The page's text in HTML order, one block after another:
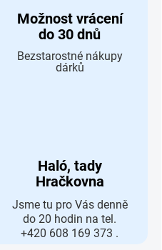
Možnost vrácení
do 30 dnů
Bezstarostné nákupy
dárků
Haló, tady
Hračkovna
Jsme tu pro Vás denně
do 20 hodin na tel.
+420 608 169 373 .